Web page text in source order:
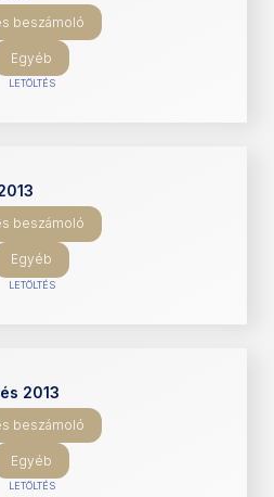
beszámoló
Egyéb
LETÖLTÉS
beszámoló
Egyéb
LETÖLTÉS
2013
beszámoló
Egyéb
LETÖLTÉS